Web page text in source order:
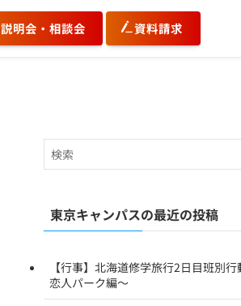
説明会・相談会 資料請求
東京キャンパスの最近の投稿
【行事】北海道修学旅行2日目班別
恋人パーク編～